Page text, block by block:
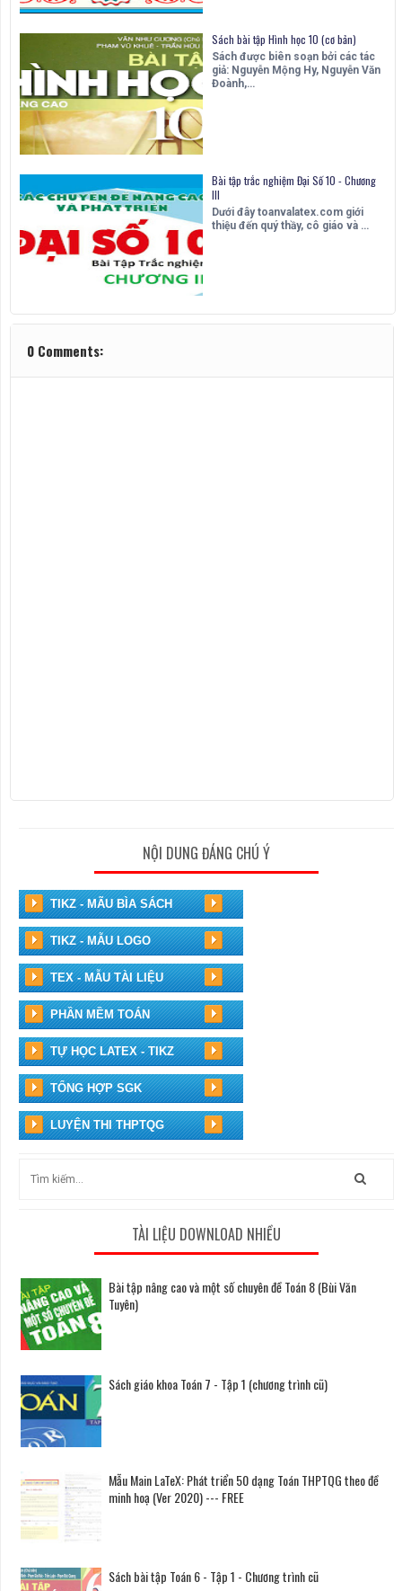
Sách bài tập Hình học 10 (cơ bản)
Sách được biên soạn bởi các tác
giả: Nguyễn Mộng Hy, Nguyễn Văn
Đoành,…
Bài tập trắc nghiệm Đại Số 10 - Chương
III
Dưới đây toanvalatex.com giới
thiệu đến quý thầy, cô giáo và …
0 Comments:
NỘI DUNG ĐÁNG CHÚ Ý
TIKZ - MÃU BÌA SÁCH
TIKZ - MẪU LOGO
TEX - MẪU TÀI LIỆU
PHẦN MỀM TOÁN
TỰ HỌC LATEX - TIKZ
TỔNG HỢP SGK
LUYỆN THI THPTQG
TÀI LIỆU DOWNLOAD NHIỀU
Bài tập nâng cao và một số chuyên đề Toán 8 (Bùi Văn
Tuyên)
Sách giáo khoa Toán 7 - Tập 1 (chương trình cũ)
Mẫu Main LaTeX: Phát triển 50 dạng Toán THPTQG theo đề
minh hoạ (Ver 2020) --- FREE
Sách bài tập Toán 6 - Tập 1 - Chương trình cũ